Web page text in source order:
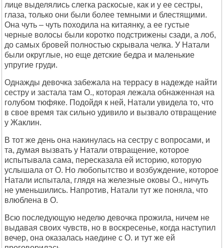
лице выделялись слегка раскосые, как и у ее сестры,
глаза, только они были более темными и блестящими.
Она чуть – чуть походила на китаянку, а ее густые
черные волосы были коротко подстрижены сзади, а лоб,
до самых бровей полностью скрывала челка. У Натали
были округлые, но еще детские бедра и маленькие
упругие груди.
Однажды девочка забежала на террасу в надежде найти
сестру и застала там О., которая лежала обнаженная на
голубом тюфяке. Подойдя к ней, Натали увидела то, что
в свое время так сильно удивило и вызвало отвращение
у Жаклин.
В тот же день она накинулась на сестру с вопросами, и
та, думая вызвать у Натали отвращение, которое
испытывала сама, пересказала ей историю, которую
услышала от О. Но любопытство и возбуждение, которое
Натали испытала, глядя на железные оковы О., ничуть
не уменьшились. Напротив, Натали тут же поняла, что
влюблена в О.
Всю последующую неделю девочка прожила, ничем не
выдавая своих чувств, но в воскресенье, когда наступил
вечер, она оказалась наедине с О. и тут же ей